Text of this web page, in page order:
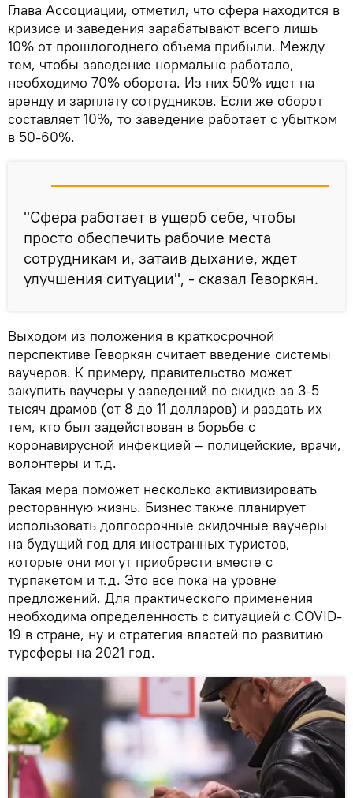
Глава Ассоциации, отметил, что сфера находится в
кризисе и заведения зарабатывают всего лишь
10% от прошлогоднего объема прибыли. Между
тем, чтобы заведение нормально работало,
необходимо 70% оборота. Из них 50% идет на
аренду и зарплату сотрудников. Если же оборот
составляет 10%, то заведение работает с убытком
в 50-60%.
"Сфера работает в ущерб себе, чтобы
просто обеспечить рабочие места
сотрудникам и, затаив дыхание, ждет
улучшения ситуации", - сказал Геворкян.
Выходом из положения в краткосрочной
перспективе Геворкян считает введение системы
ваучеров. К примеру, правительство может
закупить ваучеры у заведений по скидке за 3-5
тысяч драмов (от 8 до 11 долларов) и раздать их
тем, кто был задействован в борьбе с
коронавирусной инфекцией – полицейские, врачи,
волонтеры и т.д.
Такая мера поможет несколько активизировать
ресторанную жизнь. Бизнес также планирует
использовать долгосрочные скидочные ваучеры
на будущий год для иностранных туристов,
которые они могут приобрести вместе с
турпакетом и т.д. Это все пока на уровне
предложений. Для практического применения
необходима определенность с ситуацией с COVID-
19 в стране, ну и стратегия властей по развитию
турсферы на 2021 год.